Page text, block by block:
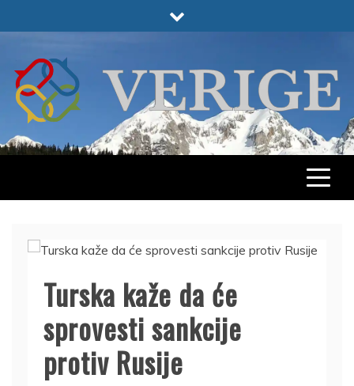
to
VERIGE
ODABRANO
Turska kaže da će
sprovesti sankcije
protiv Rusije